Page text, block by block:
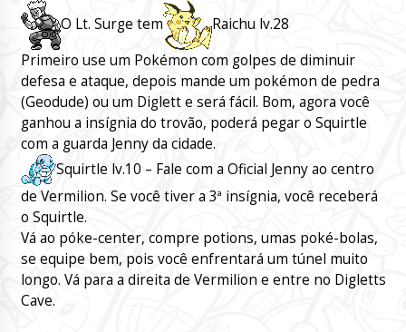
O Lt. Surge tem
Raichu lv.28
Primeiro use um Pokémon com golpes de diminuir
defesa e ataque, depois mande um pokémon de pedra
(Geodude) ou um Diglett e será fácil. Bom, agora você
ganhou a insígnia do trovão, poderá pegar o Squirtle
com a guarda Jenny da cidade.
Squirtle lv.10 – Fale com a Oficial Jenny ao centro
de Vermilion. Se você tiver a 3ª insígnia, você receberá
o Squirtle.
Vá ao póke-center, compre potions, umas poké-bolas,
se equipe bem, pois você enfrentará um túnel muito
longo. Vá para a direita de Vermilion e entre no Digletts
Cave.